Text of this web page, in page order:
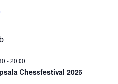
-20:00
Chessfestival 2026